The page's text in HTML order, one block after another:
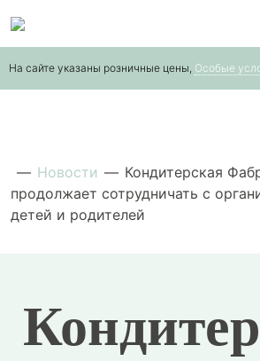
to
the
content
На сайте указаны розничные цены, Особые
— Новости — Кондитерская
продолжает сотрудничать с
детей и родителей